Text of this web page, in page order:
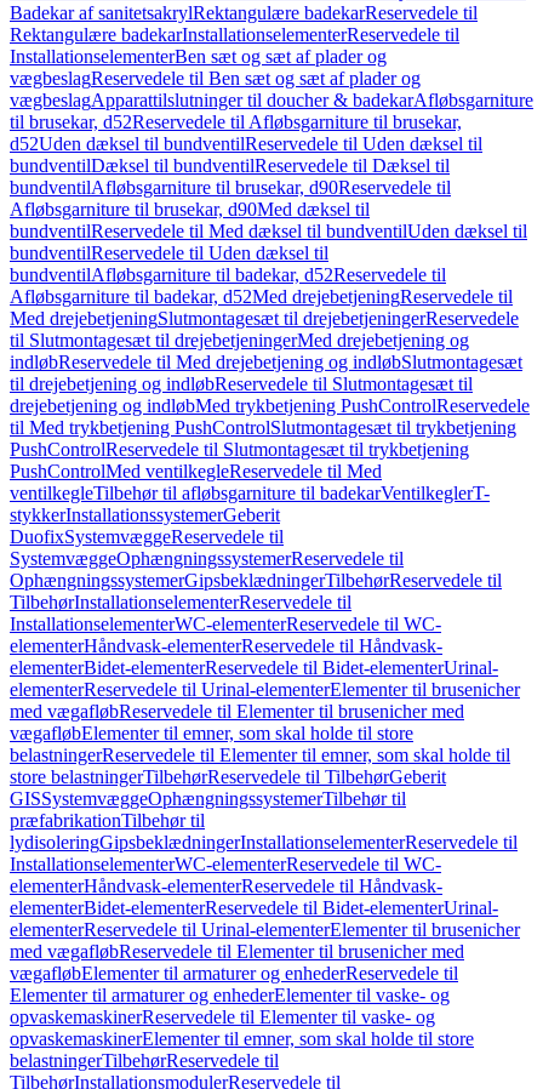
Badekar af sanitetsakrylRektangulære badekarReservedele til
Rektangulære badekarInstallationselementerReservedele til
InstallationselementerBen sæt og sæt af plader og
vægbeslagReservedele til Ben sæt og sæt af plader og
vægbeslagApparattilslutninger til doucher & badekarAfløbsgarniture
til brusekar, d52Reservedele til Afløbsgarniture til brusekar,
d52Uden dæksel til bundventilReservedele til Uden dæksel til
bundventilDæksel til bundventilReservedele til Dæksel til
bundventilAfløbsgarniture til brusekar, d90Reservedele til
Afløbsgarniture til brusekar, d90Med dæksel til
bundventilReservedele til Med dæksel til bundventilUden dæksel til
bundventilReservedele til Uden dæksel til
bundventilAfløbsgarniture til badekar, d52Reservedele til
Afløbsgarniture til badekar, d52Med drejebetjeningReservedele til
Med drejebetjeningSlutmontagesæt til drejebetjeningerReservedele
til Slutmontagesæt til drejebetjeningerMed drejebetjening og
indløbReservedele til Med drejebetjening og indløbSlutmontagesæt
til drejebetjening og indløbReservedele til Slutmontagesæt til
drejebetjening og indløbMed trykbetjening PushControlReservedele
til Med trykbetjening PushControlSlutmontagesæt til trykbetjening
PushControlReservedele til Slutmontagesæt til trykbetjening
PushControlMed ventilkegleReservedele til Med
ventilkegleTilbehør til afløbsgarniture til badekarVentilkeglerT-
stykkerInstallationssystemerGeberit
DuofixSystemvæggeReservedele til
SystemvæggeOphængningssystemerReservedele til
OphængningssystemerGipsbeklædningerTilbehørReservedele til
TilbehørInstallationselementerReservedele til
InstallationselementerWC-elementerReservedele til WC-
elementerHåndvask-elementerReservedele til Håndvask-
elementerBidet-elementerReservedele til Bidet-elementerUrinal-
elementerReservedele til Urinal-elementerElementer til brusenicher
med vægafløbReservedele til Elementer til brusenicher med
vægafløbElementer til emner, som skal holde til store
belastningerReservedele til Elementer til emner, som skal holde til
store belastningerTilbehørReservedele til TilbehørGeberit
GISSystemvæggeOphængningssystemerTilbehør til
præfabrikationTilbehør til
lydisoleringGipsbeklædningerInstallationselementerReservedele til
InstallationselementerWC-elementerReservedele til WC-
elementerHåndvask-elementerReservedele til Håndvask-
elementerBidet-elementerReservedele til Bidet-elementerUrinal-
elementerReservedele til Urinal-elementerElementer til brusenicher
med vægafløbReservedele til Elementer til brusenicher med
vægafløbElementer til armaturer og enhederReservedele til
Elementer til armaturer og enhederElementer til vaske- og
opvaskemaskinerReservedele til Elementer til vaske- og
opvaskemaskinerElementer til emner, som skal holde til store
belastningerTilbehørReservedele til
TilbehørInstallationsmodulerReservedele til